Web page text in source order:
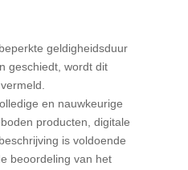
geldigheidsduur
geschiedt, wordt dit
en nauwkeurige
producten, digitale
is voldoende
beoordeling van het